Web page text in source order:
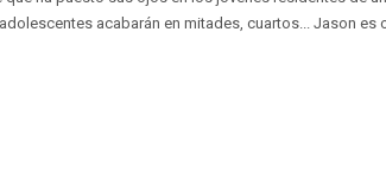
acabarán en mitades, cuartos... Jason es